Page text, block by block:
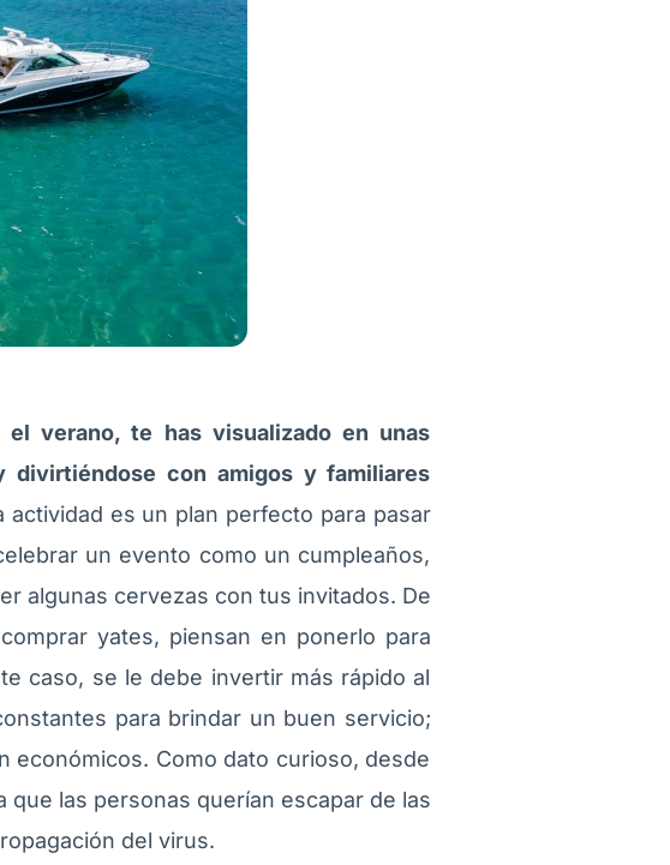
verano, te has visualizado en unas
divirtiéndose con amigos y familiares
actividad es un plan perfecto para pasar
un evento como un cumpleaños,
algunas cervezas con tus invitados. De
yates, piensan en ponerlo para
caso, se le debe invertir más rápido al
para brindar un buen servicio;
económicos. Como dato curioso, desde
que las personas querían escapar de las
del virus.